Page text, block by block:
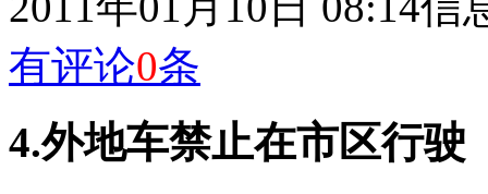
有评论0条
4.外地车禁止在市区行驶